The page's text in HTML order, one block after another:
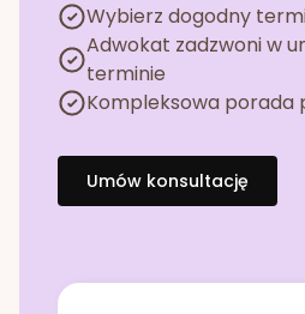
Wybierz dogodny
Adwokat zadzwoni w
terminie
Kompleksowa porada
Umów konsultację